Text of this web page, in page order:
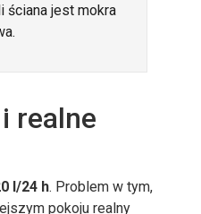
ściana jest mokra
realne
l/24 h. Problem w tym,
pokoju realny